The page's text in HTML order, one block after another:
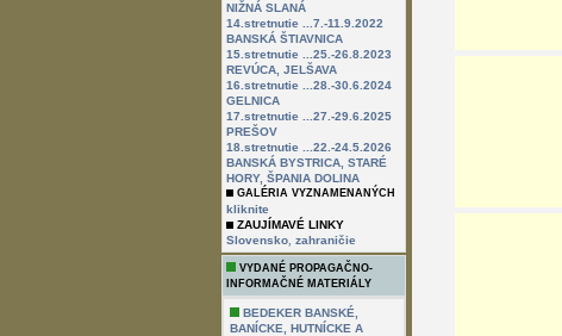
NIŽNÁ SLANÁ
14.stretnutie ...7.-11.9.2022
BANSKÁ ŠTIAVNICA
15.stretnutie ...25.-26.8.2023
REVÚCA, JELŠAVA
16.stretnutie ...28.-30.6.2024
GELNICA
17.stretnutie ...27.-29.6.2025
PREŠOV
18.stretnutie ...22.-24.5.2026
BANSKÁ BYSTRICA, STARÉ
HORY, ŠPANIA DOLINA
GALÉRIA VYZNAMENANÝCH
kliknite
ZAUJÍMAVÉ LINKY
Slovensko, zahraničie
VYDANÉ PROPAGAČNO-
INFORMAČNÉ MATERIÁLY
BEDEKER BANSKÉ,
BANÍCKE, HUTNÍCKE A